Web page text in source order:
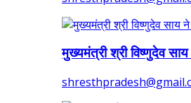
मुख्यमंत्री श्री विष्णुदेव